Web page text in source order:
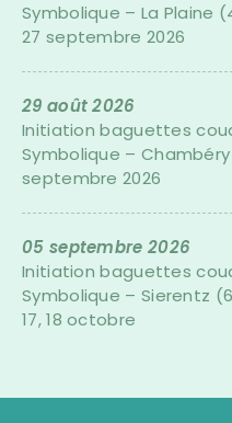
Symbolique – La Plaine
27 septembre 2026
29 août 2026
Initiation baguettes
Symbolique –
septembre 2026
05 septembre 2026
Initiation baguettes
Symbolique – Sierentz
17, 18 octobre